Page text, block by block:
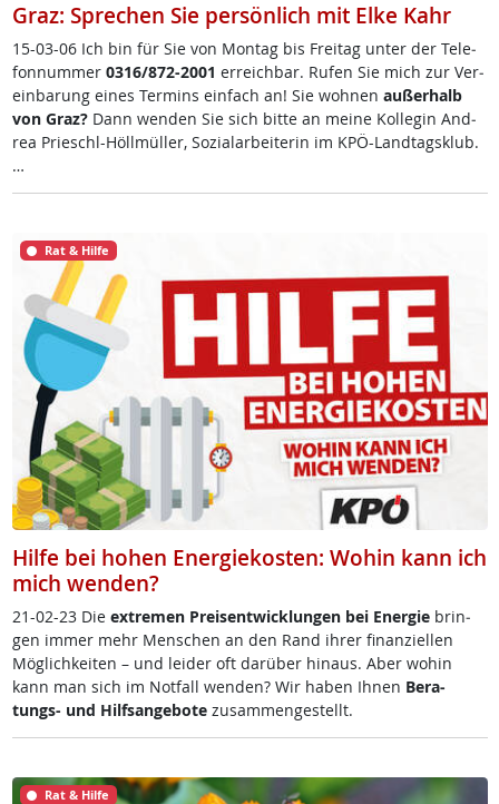
Graz: Sprechen Sie persönlich mit Elke Kahr
15-03-06 Ich bin für Sie von Mon­tag bis Frei­tag un­ter der Te­le­
fon­num­mer 0316/872-2001 er­reich­bar. Ru­fen Sie mich zur Ve­r­
ein­ba­rung ei­nes Ter­mins ein­fach an! Sie woh­nen au­ßer­halb
von Graz?Dann wen­den Sie sich bit­te an mei­ne Kol­le­gin And­
rea Prie­schl-Höll­mül­ler, So­zial­ar­bei­te­rin im KPÖ-Land­tags­klub.
…
Rat & Hilfe
Hilfe bei hohen Energiekosten: Wohin kann ich
mich wenden?
21-02-23 Die ex­t­re­men Preis­ent­wick­lun­gen bei En­er­giebrin­
gen im­mer mehr Men­schen an den Rand ih­rer fi­nan­zi­el­len
Mög­lich­kei­ten – und lei­der oft dar­über hin­aus. Aber wo­hin
kann man sich im Not­fall wen­den? Wir ha­ben Ih­nen Be­ra­
tungs- und Hilf­s­an­ge­bo­te zu­sam­men­ge­s­tellt.
Rat & Hilfe